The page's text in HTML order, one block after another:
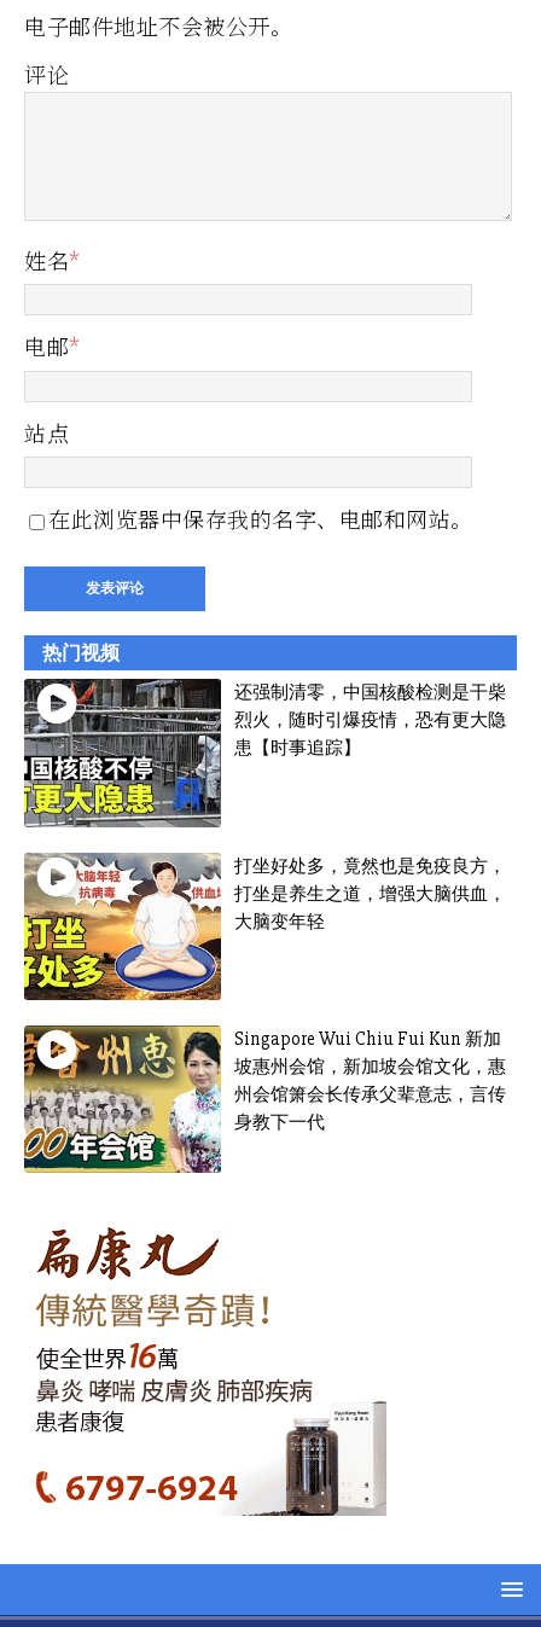
电子邮件地址不会被公开。
评论
姓名*
电邮*
站点
在此浏览器中保存我的名字、电邮和网站。
热门视频
还强制清零，中国核酸检测是干柴
烈火，随时引爆疫情，恐有更大隐
患【时事追踪】
打坐好处多，竟然也是免疫良方，
打坐是养生之道，增强大脑供血，
大脑变年轻
Singapore Wui Chiu Fui Kun 新加
坡惠州会馆，新加坡会馆文化，惠
州会馆箫会长传承父辈意志，言传
身教下一代